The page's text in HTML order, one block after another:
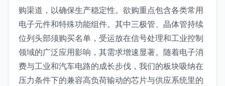
购渠道，以确保生产稳定性。欲购重点包含各类常用
电子元件和特殊功能组件。其中三极管、晶体管持续
位列头部须购买名单，受运放在信号处理和工业控制
领域的广泛应用影响，其需求增速显著。随着电子消
费与工业和汽车电路的成长步伐，我们的板块吸纳在
压力条件下的兼容高负荷输动的芯片与供应系统里的